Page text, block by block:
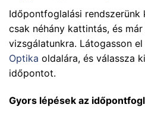
Időpontfoglalási rendszerünk
csak néhány kattintás, és
vizsgálatunkra. Látogasson
Optika oldalára, és válassza
időpontot.
Gyors lépések az